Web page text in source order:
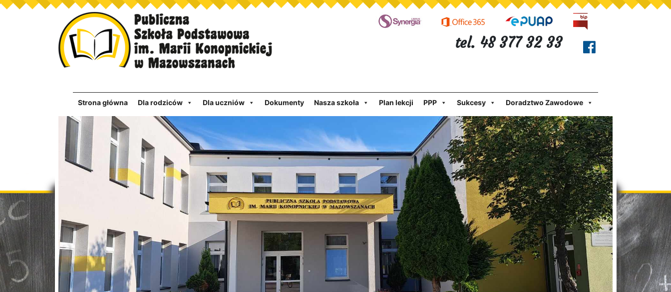
tel. 48 377 32 33
Strona główna Dla rodziców Dla uczniów Dokumenty Nasza szkoła Plan lekcji PPP Sukcesy Doradztwo Zawodowe